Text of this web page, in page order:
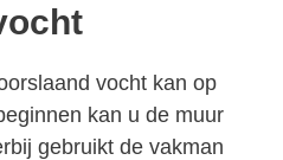
vocht kan op
kan u de muur
gebruikt de vakman